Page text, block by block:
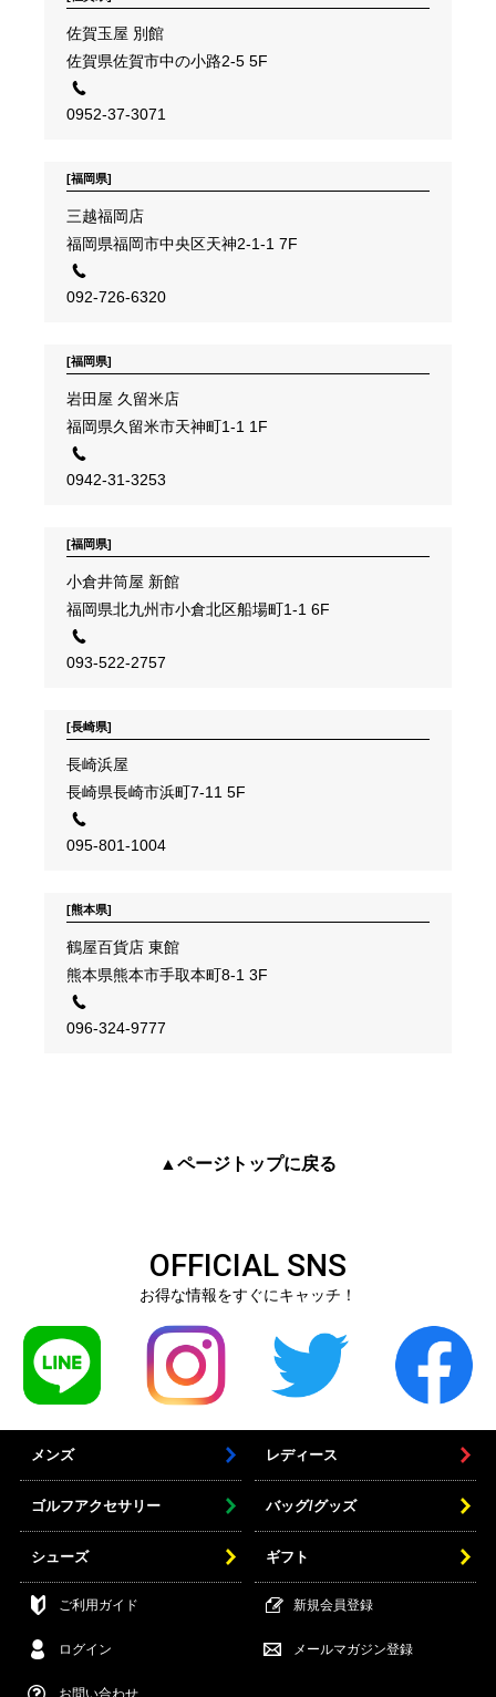
佐賀玉屋 別館
佐賀県佐賀市中の小路2-5 5F
0952-37-3071
[福岡県]
三越福岡店
福岡県福岡市中央区天神2-1-1 7F
092-726-6320
[福岡県]
岩田屋 久留米店
福岡県久留米市天神町1-1 1F
0942-31-3253
[福岡県]
小倉井筒屋 新館
福岡県北九州市小倉北区船場町1-1 6F
093-522-2757
[長崎県]
長崎浜屋
長崎県長崎市浜町7-11 5F
095-801-1004
[熊本県]
鶴屋百貨店 東館
熊本県熊本市手取本町8-1 3F
096-324-9777
▲ページトップに戻る
OFFICIAL SNS
お得な情報をすぐにキャッチ！
メンズ レディース
ゴルフアクセサリー バッグ/グッズ
シューズ ギフト
ご利用ガイド 新規会員登録
ログイン メールマガジン登録
お問い合わせ